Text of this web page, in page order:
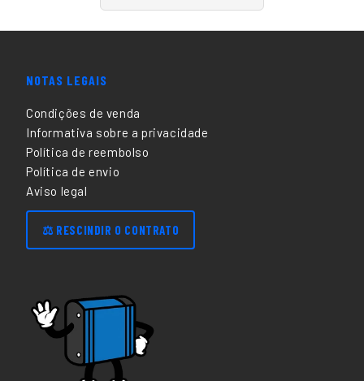
NOTAS LEGAIS
Condições de venda
Informativa sobre a privacidade
Política de reembolso
Política de envio
Aviso legal
⚖️ RESCINDIR O CONTRATO